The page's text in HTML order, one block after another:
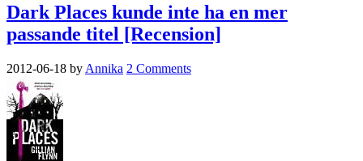
Dark Places kunde inte ha en mer
passande titel [Recension]
2012-06-18 by Annika 2 Comments